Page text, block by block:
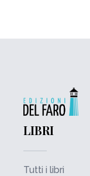
LIBRI
Tutti i libri